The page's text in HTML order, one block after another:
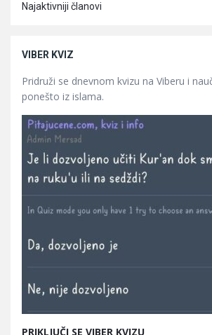
Najaktivniji članovi
VIBER KVIZ
Pridruži se dnevnom kvizu na Viberu i
ponešto iz islama.
PRIKLJUČI SE VIBER KVIZU